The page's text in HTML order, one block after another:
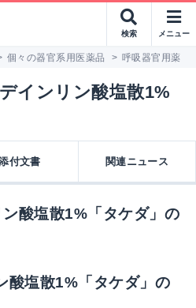
検索 メニュー
個々の器官系用医薬品 > 呼吸器官用薬
インリン酸塩散1%
付文書 関連ニュース
酸塩散1%「タケダ」の
酸塩散1%「タケダ」の